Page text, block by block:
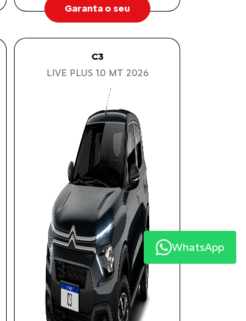
Garanta o seu
C3
LIVE PLUS 1.0 MT 2026
WhatsApp